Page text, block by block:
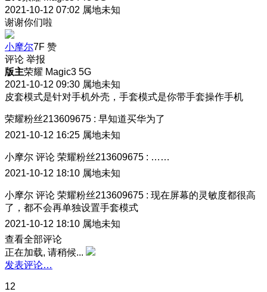
2021-10-12 07:02 属地未知
谢谢你们啦
小摩尔7F 赞
评论 举报
版主荣耀 Magic3 5G
2021-10-12 09:30 属地未知
皮套模式是针对手机外壳，手套模式是你带手套操作手机
荣耀粉丝213609675 : 早知道买华为了
2021-10-12 16:25 属地未知
小摩尔 评论 荣耀粉丝213609675 : ……
2021-10-12 18:10 属地未知
小摩尔 评论 荣耀粉丝213609675 : 现在屏幕的灵敏度都很高
了，都不会再单独设置手套模式
2021-10-12 18:10 属地未知
查看全部评论
正在加载, 请稍候...
发表评论…
12